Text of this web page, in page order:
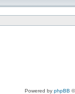
Powered by phpBB